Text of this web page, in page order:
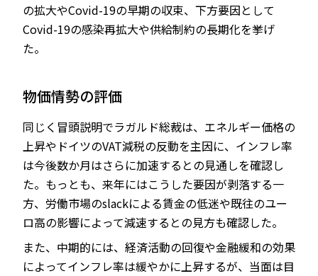
の拡大やCovid-19の早期の収束、下方要因として
Covid-19の感染再拡大や供給制約の長期化を挙げ
た。
物価情勢の評価
同じく冒頭説明でラガルド総裁は、エネルギー価格の
上昇やドイツのVAT減税の反動を主因に、インフレ率
は今後数か月はさらに加速するとの見通しを確認し
た。もっとも、来年にはこうした要因が剥落する一
方、労働市場のslackによる賃金の低迷や既往のユー
ロ高の影響によって減速するとの見方も確認した。
また、中期的には、経済活動の回復や金融緩和の効果
によってインフレ率は緩やかに上昇するが、当面は目